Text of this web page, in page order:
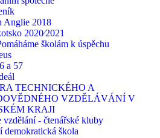
Anglie 2018
2020⁄2021
školám k úspěchu
a 57
TECHNICKÉHO A
VZDĚLÁVÁNÍ V
KRAJI
vzdělání - čtenářské kluby
demokratická škola